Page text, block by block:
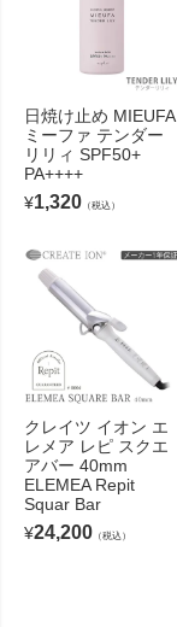
日焼け止め MIEUFA
ミーファ テンダー
リリィ SPF50+
PA++++
¥1,320 （税込）
クレイツ イオン エ
レメア レピ スクエ
アバー 40mm
ELEMEA Repit
Squar Bar
¥24,200 （税込）